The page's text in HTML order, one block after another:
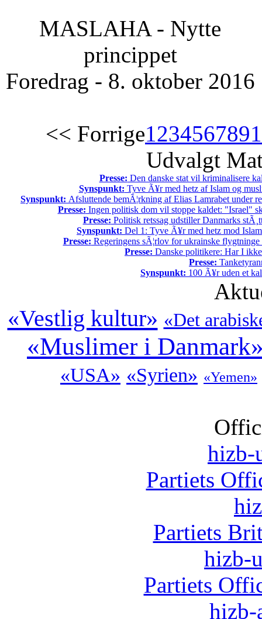
MASLAHA - Nytte
princippet
Foredrag - 8. oktober 2016
<< Forrige123456789
Udvalgt
Presse: Den danske stat vil kriminalisere
Synspunkt: Tyve Ã¥r med hetz af Islam og
Synspunkt: Afsluttende bemÃ¦rkning af Elias Lamrabet under
Presse: Ingen politisk dom vil stoppe kaldet: "Israel"
Presse: Politisk retssag udstiller Danmarks
Synspunkt: Del 1: Tyve Ã¥r med hetz mod
Presse: Regeringens sÃ¦rlov for ukrainske
Presse: Danske politikere: Har I
Presse:
Synspunkt: 100 Ã¥r uden et
«Vestlig kultur» «Det
«Muslimer i
«USA» «Syrien» «Yemen»
hizb-
Partiets
Partiets
hizb-
Partiets
hizb-